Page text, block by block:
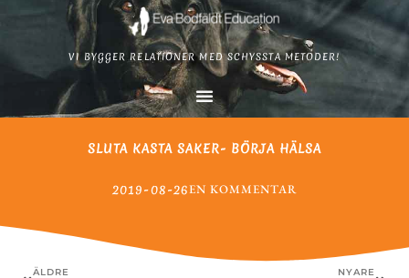
VI BYGGER RELATIONER MED SCHYSSTA METODER!
SLUTA KASTA SAKER- BÖRJA HÄLSA
2019-08-26EN KOMMENTAR
ÄLDRE NYARE